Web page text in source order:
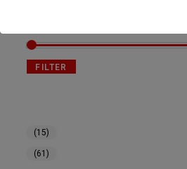
FILTER
(15)
(61)